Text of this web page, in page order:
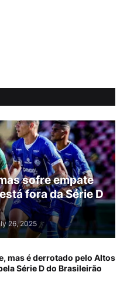
sofre empate
fora da Série D
26, 2025
mas é derrotado pelo Altos
Série D do Brasileirão